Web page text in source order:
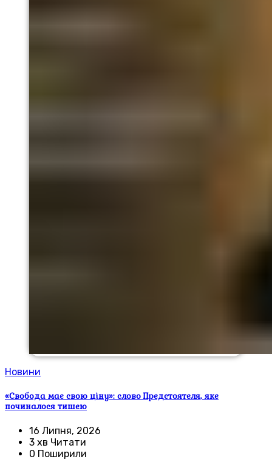
Новини
«Свобода має свою ціну»: слово Предстоятеля, яке
починалося тишею
16 Липня, 2026
3 хв Читати
0 Поширили